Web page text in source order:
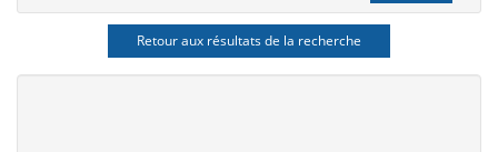
Retour aux résultats de la recherche